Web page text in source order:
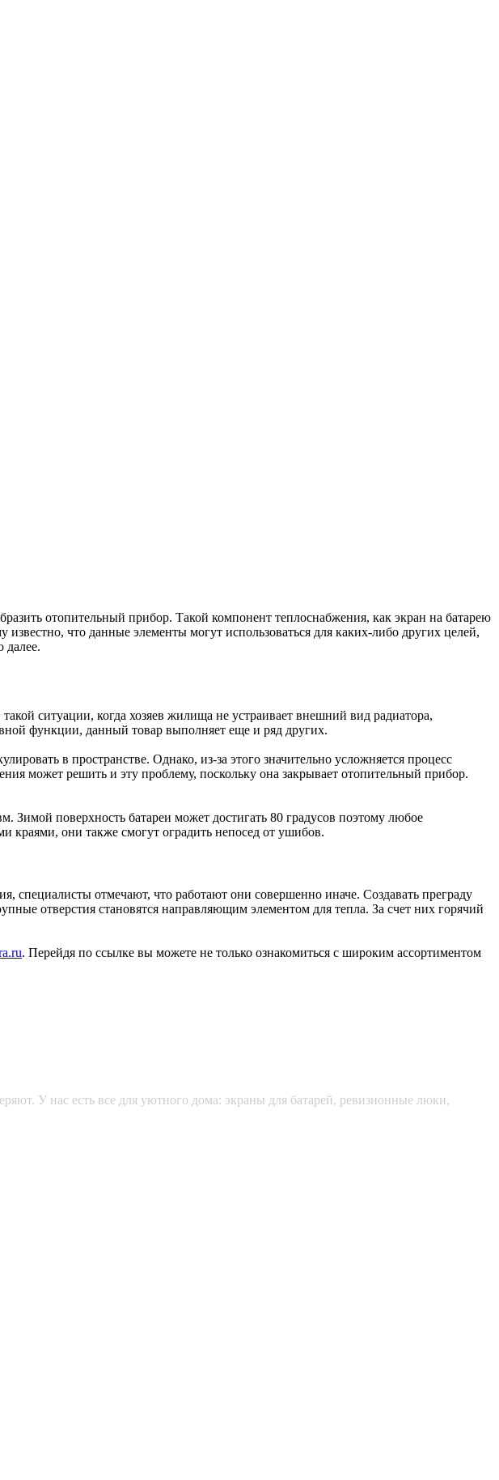
отопительный прибор. Такой компонент теплоснабжения, как экран на батарею
что данные элементы могут использоваться для каких-либо других целей,
далее.
ситуации, когда хозяев жилища не устраивает внешний вид радиатора,
функции, данный товар выполняет еще и ряд других.
в пространстве. Однако, из-за этого значительно усложняется процесс
может решить и эту проблему, поскольку она закрывает отопительный прибор.
Зимой поверхность батареи может достигать 80 градусов поэтому любое
краями, они также смогут оградить непосед от ушибов.
специалисты отмечают, что работают они совершенно иначе. Создавать преграду
отверстия становятся направляющим элементом для тепла. За счет них горячий
. Перейдя по ссылке вы можете не только ознакомиться с широким ассортиментом
У нас есть все для уютного дома: экраны для батарей, ревизионные люки,